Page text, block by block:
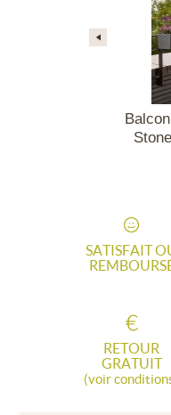
SATISFAIT
RETOUR
GRATUIT
(voir